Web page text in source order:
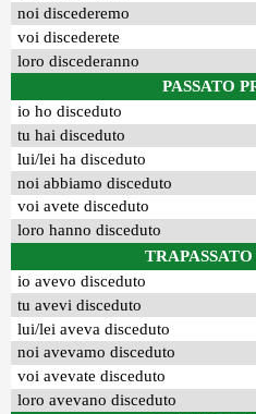
noi discederemo
voi discederete
loro discederanno
PASSATO
io ho disceduto
tu hai disceduto
lui/lei ha disceduto
noi abbiamo disceduto
voi avete disceduto
loro hanno disceduto
io avevo disceduto
tu avevi disceduto
lui/lei aveva disceduto
noi avevamo disceduto
voi avevate disceduto
loro avevano disceduto